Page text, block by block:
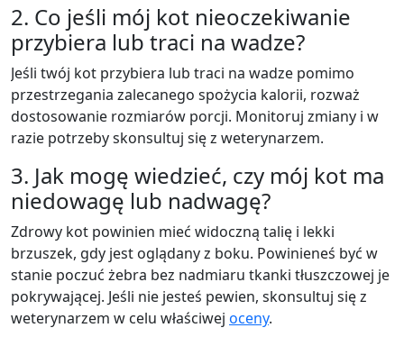
2. Co jeśli mój kot nieoczekiwanie
przybiera lub traci na wadze?
Jeśli twój kot przybiera lub traci na wadze pomimo
przestrzegania zalecanego spożycia kalorii, rozważ
dostosowanie rozmiarów porcji. Monitoruj zmiany i w
razie potrzeby skonsultuj się z weterynarzem.
3. Jak mogę wiedzieć, czy mój kot ma
niedowagę lub nadwagę?
Zdrowy kot powinien mieć widoczną talię i lekki
brzuszek, gdy jest oglądany z boku. Powinieneś być w
stanie poczuć żebra bez nadmiaru tkanki tłuszczowej je
pokrywającej. Jeśli nie jesteś pewien, skonsultuj się z
weterynarzem w celu właściwej oceny.